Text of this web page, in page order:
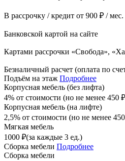
В рассрочку / кредит от 900 ₽ / мес.
Банковской картой на сайте
Картами рассрочки «Свобода»,
Безналичный расчет (оплата по
Подъём на этаж Подробнее
Корпусная мебель (без лифта)
4% от стоимости (но не менее 450 ₽
Корпусная мебель (на лифте)
2,5% от стоимости (но не менее 450
Мягкая мебель
1000 ₽(за каждые 3 ед.)
Сборка мебели Подробнее
Сборка мебели